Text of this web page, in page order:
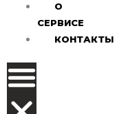
О
СЕРВИСЕ
КОНТАКТЫ